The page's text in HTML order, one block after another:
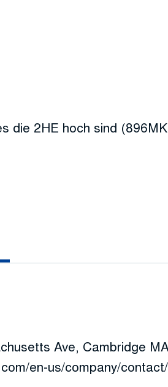
die 2HE hoch sind
Ave, Cambridge
en-us/company/contact/